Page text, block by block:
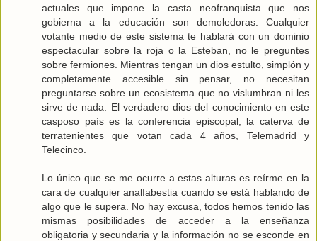
actuales que impone la casta neofranquista que nos
gobierna a la educación son demoledoras. Cualquier
votante medio de este sistema te hablará con un dominio
espectacular sobre la roja o la Esteban, no le preguntes
sobre fermiones. Mientras tengan un dios estulto, simplón y
completamente accesible sin pensar, no necesitan
preguntarse sobre un ecosistema que no vislumbran ni les
sirve de nada. El verdadero dios del conocimiento en este
casposo país es la conferencia episcopal, la caterva de
terratenientes que votan cada 4 años, Telemadrid y
Telecinco.
Lo único que se me ocurre a estas alturas es reírme en la
cara de cualquier analfabestia cuando se está hablando de
algo que le supera. No hay excusa, todos hemos tenido las
mismas posibilidades de acceder a la enseñanza
obligatoria y secundaria y la información no se esconde en